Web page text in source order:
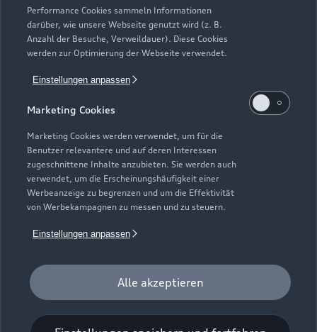
Performance Cookies sammeln Informationen
darüber, wie unsere Webseite genutzt wird (z. B.
Anzahl der Besuche, Verweildauer). Diese Cookies
werden zur Optimierung der Webseite verwendet.
Einstellungen anpassen
Marketing Cookies
Marketing Cookies werden verwendet, um für die
Benutzer relevantere und auf deren Interessen
zugeschnittene Inhalte anzubieten. Sie werden auch
verwendet, um die Erscheinungshäufigkeit einer
Werbeanzeige zu begrenzen und um die Effektivität
von Werbekampagnen zu messen und zu steuern.
Einstellungen anpassen
Alle akzeptieren
Plug-in-Hybride
Gebrauchtwagen
Finanzierung
Aktionen & Angebote
Geschäftskunden
Audi Services
Garantie
Audi digital services
myAudi
Kundenservice
Audi Online Beratung
Online-Terminvereinbarung
Servicekontakt
Bordbuch & Bedienungsanleitungen
Verträge kündigen
Über Audi
Unternehmen
Karriere
Investor Relations
Presse & Media Center
Datenschutz
© 2026 AUDI AG. Alle Rechte vorbehalten
Impressum Rechtliches
Hinweisgebersystem
Datenschutzinformation
Digital Services Act
EU Data Act
Der Umfang des Audi CarCheck wird gegebenenfalls
fahrzeugindividuell (bzgl. Motoröl und Ladeequipment)